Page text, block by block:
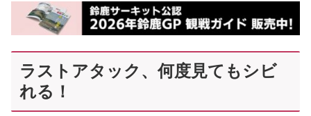
ラストアタック、何度見てもシビ
れる！